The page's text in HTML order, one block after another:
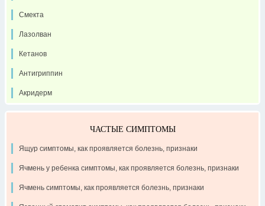
Смекта
Лазолван
Кетанов
Антигриппин
Акридерм
ЧАСТЫЕ СИМПТОМЫ
Ящур симптомы, как проявляется болезнь, признаки
Ячмень у ребенка симптомы, как проявляется болезнь, признаки
Ячмень симптомы, как проявляется болезнь, признаки